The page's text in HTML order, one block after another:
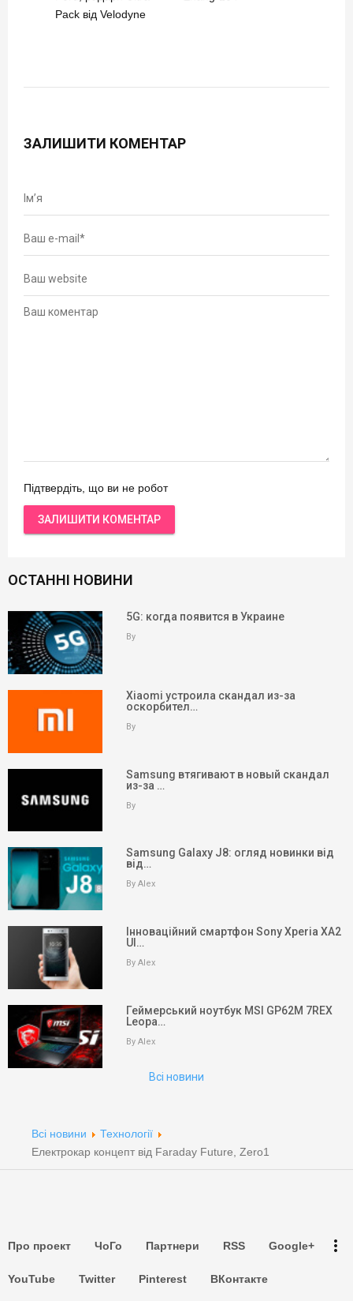
Pack від Velodyne
ЗАЛИШИТИ КОМЕНТАР
Підтвердіть, що ви не робот
ОСТАННІ НОВИНИ
5G: когда появится в Украине
By
Xiaomi устроила скандал из-за
оскорбител…
By
Samsung втягивают в новый скандал
из-за …
By
Samsung Galaxy J8: огляд новинки від
від…
By Alex
Інноваційний смартфон Sony Xperia XA2
Ul…
By Alex
Геймерський ноутбук MSI GP62M 7REX
Leopa…
By Alex
Всі новини
Всі новини
Технології
Електрокар концепт від Faraday Future, Zero1
Про проект ЧоГо Партнери RSS Google+
YouTube Twitter Pinterest ВКонтакте
more_vert
На головну
Партнери
Партнери
Партнери